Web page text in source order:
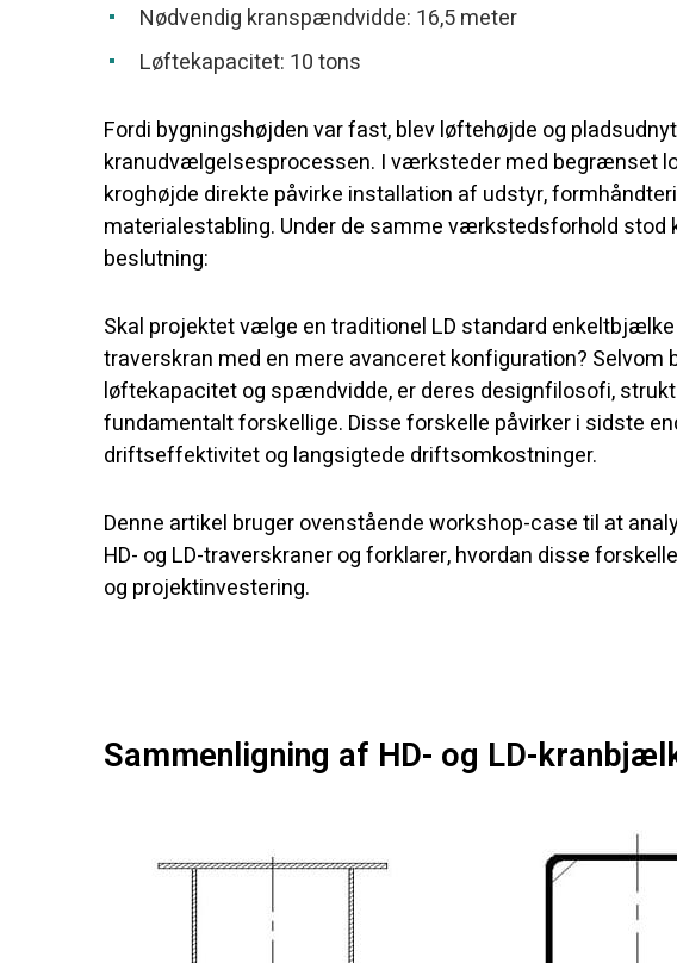
Nødvendig kranspændvidde: 16,5 meter
Løftekapacitet: 10 tons
Fordi bygningshøjden var fast, blev løftehøjde og
kranudvælgelsesprocessen. I værksteder med begrænset
kroghøjde direkte påvirke installation af udstyr,
materialestabling. Under de samme værkstedsforhold stod
beslutning:
Skal projektet vælge en traditionel LD standard
traverskran med en mere avanceret konfiguration? Selvom
løftekapacitet og spændvidde, er deres designfilosofi,
fundamentalt forskellige. Disse forskelle påvirker i sidste
driftseffektivitet og langsigtede driftsomkostninger.
Denne artikel bruger ovenstående workshop-case til at
HD- og LD-traverskraner og forklarer, hvordan disse
og projektinvestering.
Sammenligning af HD- og LD-